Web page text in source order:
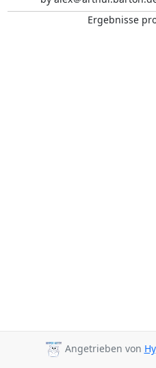
Ergebnisse
Angetrieben von